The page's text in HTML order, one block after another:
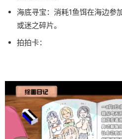
海底寻宝：消耗1鱼饵在海边参
或迷之碎片。
拍拍卡：